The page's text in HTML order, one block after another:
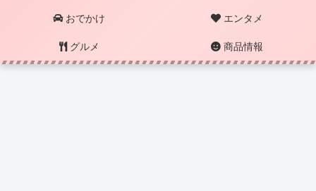
おでかけ エンタメ
グルメ 商品情報